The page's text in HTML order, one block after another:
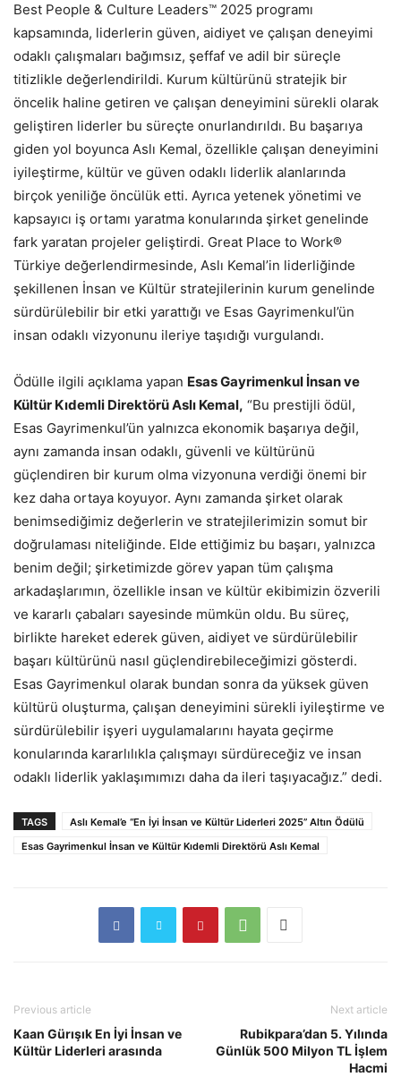
Best People & Culture Leaders™ 2025 programı
kapsamında, liderlerin güven, aidiyet ve çalışan deneyimi
odaklı çalışmaları bağımsız, şeffaf ve adil bir süreçle
titizlikle değerlendirildi. Kurum kültürünü stratejik bir
öncelik haline getiren ve çalışan deneyimini sürekli olarak
geliştiren liderler bu süreçte onurlandırıldı. Bu başarıya
giden yol boyunca Aslı Kemal, özellikle çalışan deneyimini
iyileştirme, kültür ve güven odaklı liderlik alanlarında
birçok yeniliğe öncülük etti. Ayrıca yetenek yönetimi ve
kapsayıcı iş ortamı yaratma konularında şirket genelinde
fark yaratan projeler geliştirdi. Great Place to Work®
Türkiye değerlendirmesinde, Aslı Kemal’in liderliğinde
şekillenen İnsan ve Kültür stratejilerinin kurum genelinde
sürdürülebilir bir etki yarattığı ve Esas Gayrimenkul’ün
insan odaklı vizyonunu ileriye taşıdığı vurgulandı.
Ödülle ilgili açıklama yapan Esas Gayrimenkul İnsan ve
Kültür Kıdemli Direktörü Aslı Kemal, “Bu prestijli ödül,
Esas Gayrimenkul’ün yalnızca ekonomik başarıya değil,
aynı zamanda insan odaklı, güvenli ve kültürünü
güçlendiren bir kurum olma vizyonuna verdiği önemi bir
kez daha ortaya koyuyor. Aynı zamanda şirket olarak
benimsediğimiz değerlerin ve stratejilerimizin somut bir
doğrulaması niteliğinde. Elde ettiğimiz bu başarı, yalnızca
benim değil; şirketimizde görev yapan tüm çalışma
arkadaşlarımın, özellikle insan ve kültür ekibimizin özverili
ve kararlı çabaları sayesinde mümkün oldu. Bu süreç,
birlikte hareket ederek güven, aidiyet ve sürdürülebilir
başarı kültürünü nasıl güçlendirebileceğimizi gösterdi.
Esas Gayrimenkul olarak bundan sonra da yüksek güven
kültürü oluşturma, çalışan deneyimini sürekli iyileştirme ve
sürdürülebilir işyeri uygulamalarını hayata geçirme
konularında kararlılıkla çalışmayı sürdüreceğiz ve insan
odaklı liderlik yaklaşımımızı daha da ileri taşıyacağız.” dedi.
TAGS
Aslı Kemal’e “En İyi İnsan ve Kültür Liderleri 2025” Altın Ödülü
Esas Gayrimenkul İnsan ve Kültür Kıdemli Direktörü Aslı Kemal
Previous article
Kaan Gürışık En İyi İnsan ve
Kültür Liderleri arasında
Next article
Rubikpara’dan 5. Yılında
Günlük 500 Milyon TL İşlem
Hacmi